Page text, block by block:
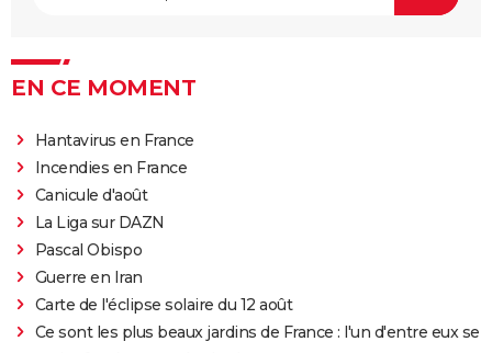
EN CE MOMENT
Hantavirus en France
Incendies en France
Canicule d'août
La Liga sur DAZN
Pascal Obispo
Guerre en Iran
Carte de l'éclipse solaire du 12 août
Ce sont les plus beaux jardins de France : l'un d'entre eux se